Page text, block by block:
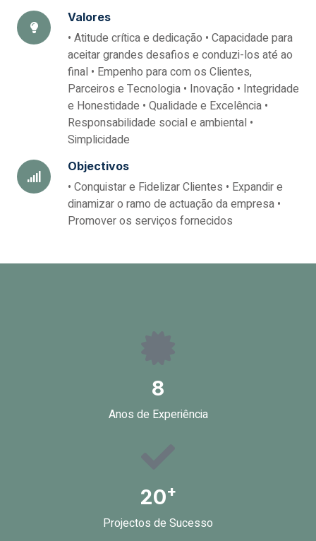
Valores
• Atitude crítica e dedicação • Capacidade para
aceitar grandes desafios e conduzi-los até ao
final • Empenho para com os Clientes,
Parceiros e Tecnologia • Inovação • Integridade
e Honestidade • Qualidade e Excelência •
Responsabilidade social e ambiental •
Simplicidade
Objectivos
• Conquistar e Fidelizar Clientes • Expandir e
dinamizar o ramo de actuação da empresa •
Promover os serviços fornecidos
8
Anos de Experiência
20+
Projectos de Sucesso